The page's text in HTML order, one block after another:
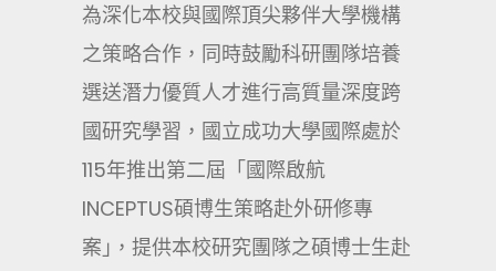
為深化本校與國際頂尖夥伴大學機構
之策略合作，同時鼓勵科研團隊培養
選送潛力優質人才進行高質量深度跨
國研究學習，國立成功大學國際處於
115年推出第二屆「國際啟航
INCEPTUS碩博生策略赴外研修專
案｣，提供本校研究團隊之碩博士生赴